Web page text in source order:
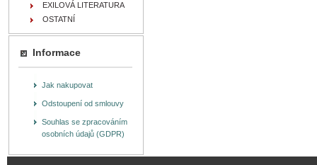
EXILOVÁ LITERATURA
OSTATNÍ
Informace
Jak nakupovat
Odstoupení od smlouvy
Souhlas se zpracováním
osobních údajů (GDPR)